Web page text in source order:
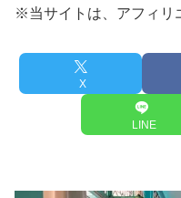
※当サイトは、アフィリ
X
LINE